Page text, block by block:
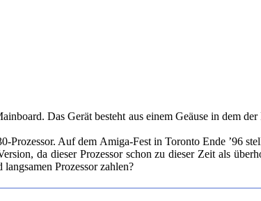
Das Gerät besteht aus einem Geäuse in dem
Prozessor. Auf dem Amiga-Fest in Toronto Ende ’96
da dieser Prozessor schon zu dieser Zeit als
Prozessor zahlen?